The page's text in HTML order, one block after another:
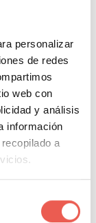
personalizar
de redes
web con
y análisis
información
a
de
14